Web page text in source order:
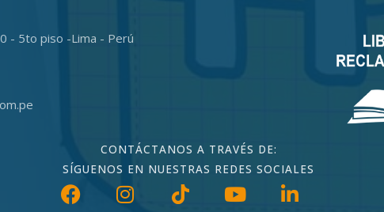
- 5to piso -Lima - Perú
CONTÁCTANOS A TRAVÉS DE:
SÍGUENOS EN NUESTRAS REDES SOCIALES